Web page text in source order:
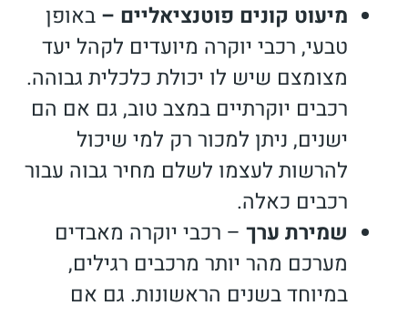
מיעוט קונים פוטנציאליים – באופן
טבעי, רכבי יוקרה מיועדים לקהל יעד
מצומצם שיש לו יכולת כלכלית גבוהה.
רכבים יוקרתיים במצב טוב, גם אם הם
ישנים, ניתן למכור רק למי שיכול
להרשות לעצמו לשלם מחיר גבוה עבור
רכבים כאלה.
שמירת ערך – רכבי יוקרה מאבדים
מערכם מהר יותר מרכבים רגילים,
במיוחד בשנים הראשונות. גם אם